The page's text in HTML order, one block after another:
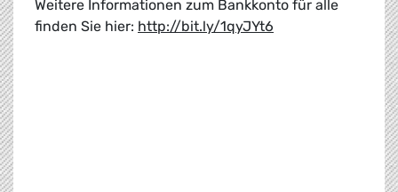
Weitere Informationen zum Bankkonto für alle
finden Sie hier: http://bit.ly/1qyJYt6